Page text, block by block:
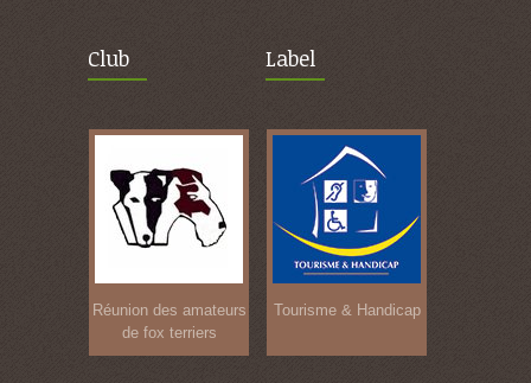
Club
Réunion des amateurs
de fox terriers
Label
Tourisme & Handicap